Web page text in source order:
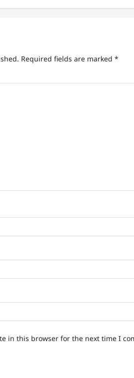
Required fields are marked *
in this browser for the next time I